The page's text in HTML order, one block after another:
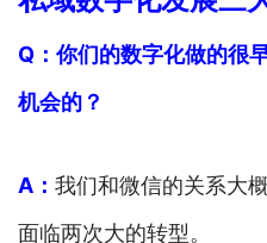
Q：你们的数字化做的很
机会的？
A： 我们和微信的关系大
面临两次大的转型。